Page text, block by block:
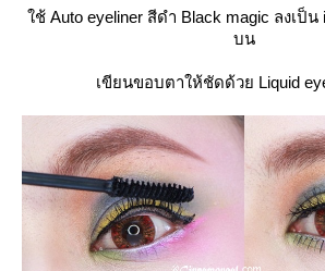
ช้ Auto eyeliner สีดำ Black magic ลงเป็น
บน
เขียนขอบตาให้ชัดด้วย Liquid